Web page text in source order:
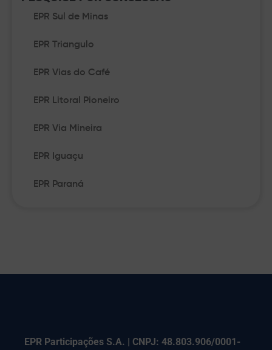
EPR Sul de Minas
EPR Triangulo
EPR Vias do Café
EPR Litoral Pioneiro
EPR Via Mineira
EPR Iguaçu
EPR Paraná
EPR Participações S.A. | CNPJ: 48.803.906/0001-